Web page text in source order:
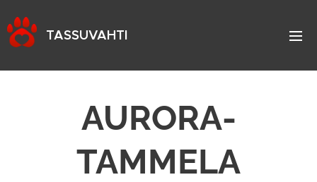
TASSUVAHTI
AURORA-
TAMMELA